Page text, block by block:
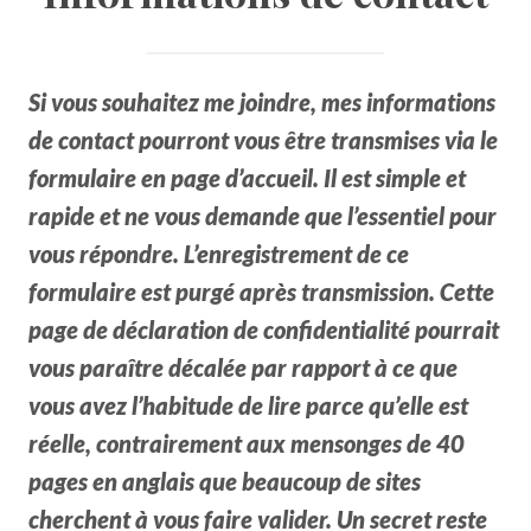
Si vous souhaitez me joindre, mes informations
de contact pourront vous être transmises via le
formulaire en page d’accueil. Il est simple et
rapide et ne vous demande que l’essentiel pour
vous répondre. L’enregistrement de ce
formulaire est purgé après transmission. Cette
page de déclaration de confidentialité pourrait
vous paraître décalée par rapport à ce que
vous avez l’habitude de lire parce qu’elle est
réelle, contrairement aux mensonges de 40
pages en anglais que beaucoup de sites
cherchent à vous faire valider. Un secret reste